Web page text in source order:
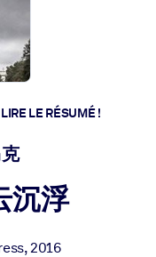
de problèmes
plus résiliente.
LE RÉSUMÉ !
沉浮
,2016